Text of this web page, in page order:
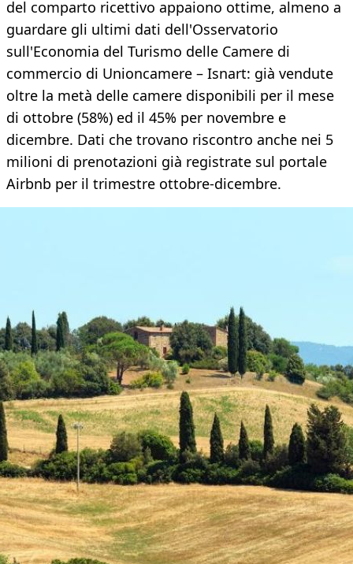
del comparto ricettivo appaiono ottime, almeno a
guardare gli ultimi dati dell'Osservatorio
sull'Economia del Turismo delle Camere di
commercio di Unioncamere – Isnart: già vendute
oltre la metà delle camere disponibili per il mese
di ottobre (58%) ed il 45% per novembre e
dicembre. Dati che trovano riscontro anche nei 5
milioni di prenotazioni già registrate sul portale
Airbnb per il trimestre ottobre-dicembre.